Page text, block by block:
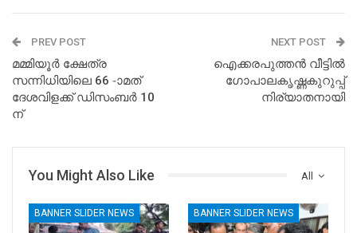
PREV POST
മമ്മിയൂർ ക്ഷേത്ര
സന്നിധിയിലെ 66 -ാമത്
ദേശവിളക്ക് ഡിസംബർ 10
ന്
NEXT POST
ഐക്കരപുത്തൻ വീട്ടിൽ
ഗോപാലകൃഷ്ണകുറുപ്പ്
നിര്യാതനായി
All
You Might Also Like
BANNER SLIDER NEWS BANNER SLIDER NEWS